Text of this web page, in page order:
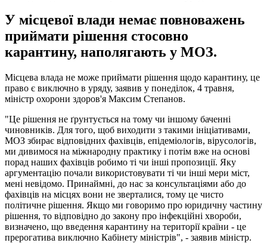
У місцевої влади немає повноважень
приймати рішення стосовно
карантину, наполягають у МОЗ.
Місцева влада не може приймати рішення щодо карантину, це
право є виключно в уряду, заявив у понеділок, 4 травня,
міністр охорони здоров'я Максим Степанов.
"Це рішення не ґрунтується на тому чи іншому баченні
чиновників. Для того, щоб виходити з такими ініціативами,
МОЗ збирає відповідних фахівців, епідеміологів, вірусологів,
ми дивимося на міжнародну практику і потім вже на основі
порад наших фахівців робимо ті чи інші пропозиції. Яку
аргументацію почали використовувати ті чи інші мери міст,
мені невідомо. Принаймні, до нас за консультаціями або до
фахівців на місцях вони не зверталися, тому це чисто
політичне рішення. Якщо ми говоримо про юридичну частину
рішення, то відповідно до закону про інфекційні хвороби,
визначено, що введення карантину на території країни - це
прерогатива виключно Кабінету міністрів", - заявив міністр.